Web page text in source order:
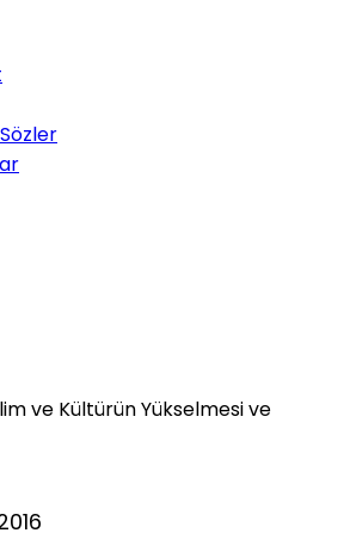
ve Kültürün Yükselmesi ve